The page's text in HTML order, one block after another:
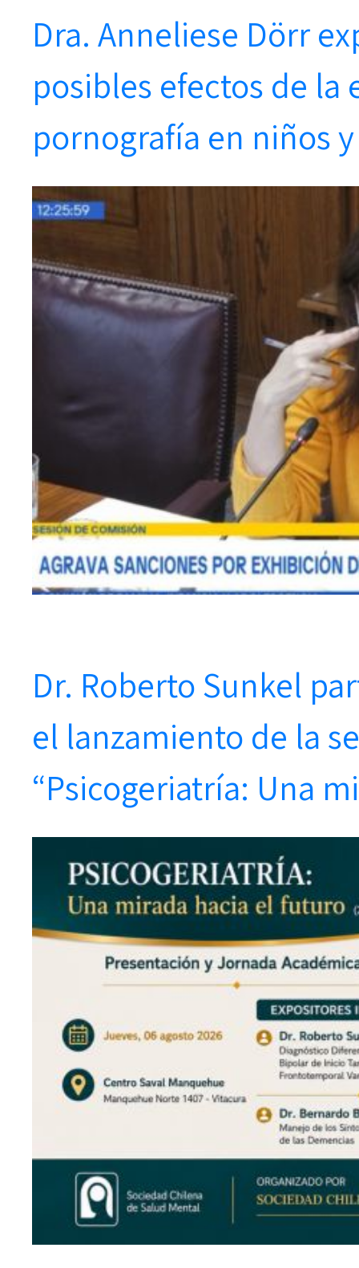
Dra. Anneliese Dörr
posibles efectos de la
pornografía en niños
Dr. Roberto Sunkel
el lanzamiento de la
“Psicogeriatría: Una